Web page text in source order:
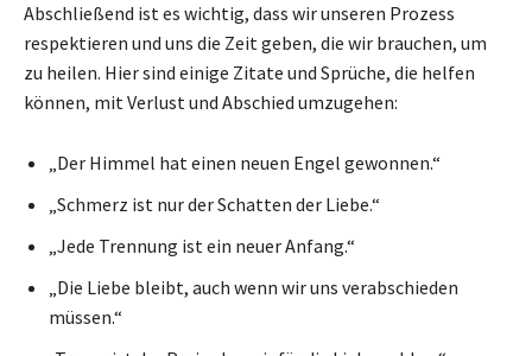
Abschließend ist es wichtig, dass wir unseren Prozess
respektieren und uns die Zeit geben, die wir brauchen, um
zu heilen. Hier sind einige Zitate und Sprüche, die helfen
können, mit Verlust und Abschied umzugehen:
„Der Himmel hat einen neuen Engel gewonnen.“
„Schmerz ist nur der Schatten der Liebe.“
„Jede Trennung ist ein neuer Anfang.“
„Die Liebe bleibt, auch wenn wir uns verabschieden
müssen.“